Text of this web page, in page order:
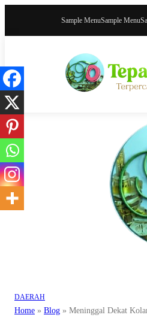
Sample MenuSample Menu
DAERAH
Home » Blog » Meninggal Dekat